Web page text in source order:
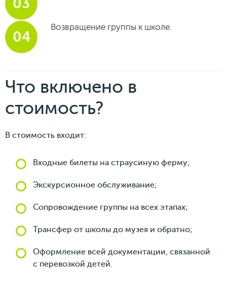
Возвращение группы к школе.
Что включено в
стоимость?
В стоимость входит:
Входные билеты на страусиную ферму;
Экскурсионное обслуживание;
Сопровождение группы на всех этапах;
Трансфер от школы до музея и обратно;
Оформление всей документации, связанной
с перевозкой детей.